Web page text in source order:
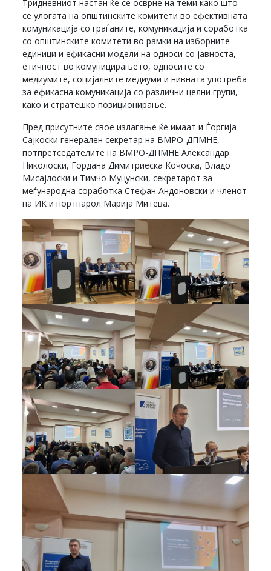
Тридневниот настан ќе се осврне на теми како што
се улогата на општинските комитети во ефективната
комуникација со граѓаните, комуникација и соработка
со општинските комитети во рамки на изборните
единици и ефикасни модели на односи со јавноста,
етичност во комуницирањето, односите со
медиумите, социјалните медиуми и нивната употреба
за ефикасна комуникација со различни целни групи,
како и стратешко позиционирање.
Пред присутните свое излагање ќе имаат и Ѓоргија
Сајкоски генерален секретар на ВМРО-ДПМНЕ,
потпретседателите на ВМРО-ДПМНЕ Александар
Николоски, Гордана Димитриеска Кочоска, Владо
Мисајлоски и Тимчо Муцунски, секретарот за
меѓународна соработка Стефан Андоновски и членот
на ИК и портпарол Марија Митева.